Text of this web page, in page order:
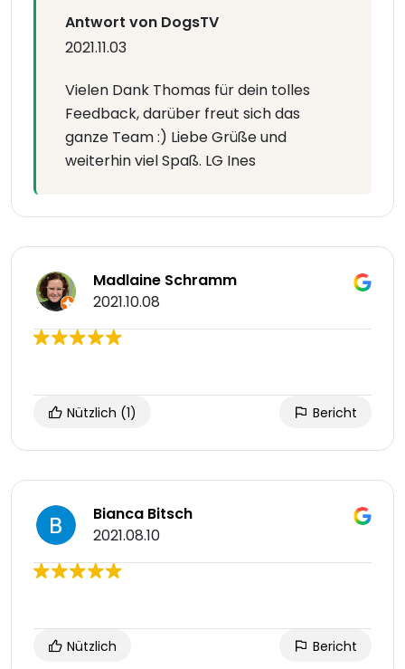
Antwort von DogsTV
2021.11.03
Vielen Dank Thomas für dein tolles
Feedback, darüber freut sich das
ganze Team :) Liebe Grüße und
weiterhin viel Spaß. LG Ines
Madlaine Schramm
2021.10.08
Nützlich (1) Bericht
Bianca Bitsch
2021.08.10
Nützlich Bericht